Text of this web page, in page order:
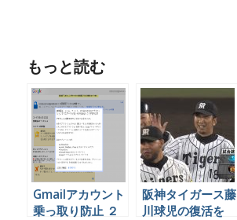
もっと読む
Gmailアカウント
乗っ取り防止 ２
阪神タイガース藤
川球児の復活を